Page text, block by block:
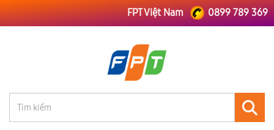
FPT Việt Nam 0899 789 369